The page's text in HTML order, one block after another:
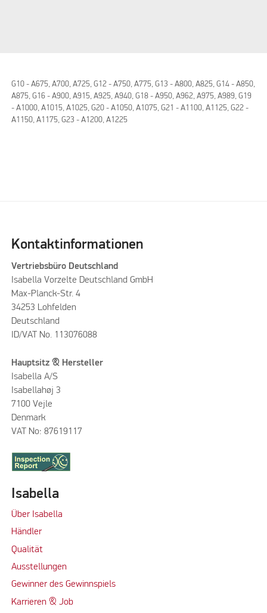
Please accept marketing cookies to watch this video
G10 - A675, A700, A725, G12 - A750, A775, G13 - A800, A825, G14 - A850,
A875, G16 - A900, A915, A925, A940, G18 - A950, A962, A975, A989, G19
- A1000, A1015, A1025, G20 - A1050, A1075, G21 - A1100, A1125, G22 -
A1150, A1175, G23 - A1200, A1225
Kontaktinformationen
Vertriebsbüro Deutschland
Isabella Vorzelte Deutschland GmbH
Max-Planck-Str. 4
34253 Lohfelden
Deutschland
ID/VAT No. 113076088
Hauptsitz & Hersteller
Isabella A/S
Isabellahøj 3
7100 Vejle
Denmark
VAT No: 87619117
Isabella
Über Isabella
Händler
Qualität
Ausstellungen
Gewinner des Gewinnspiels
Karrieren & Job